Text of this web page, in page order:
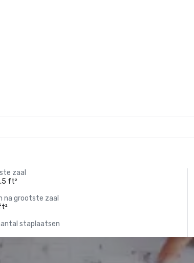
zaal
ft²
na grootste zaal
staplaatsen